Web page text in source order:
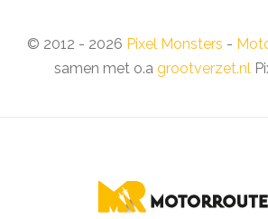
© 2012 - 2026 Pixel Monsters -
samen met o.a grootverzet.nl